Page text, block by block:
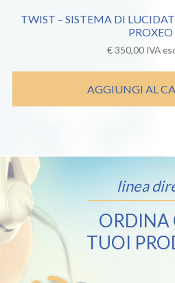
TWIST – SISTEMA DI
PROXEO
€350,00 IVA
AGGIUNGI AL
linea
ORDINA
TUOI